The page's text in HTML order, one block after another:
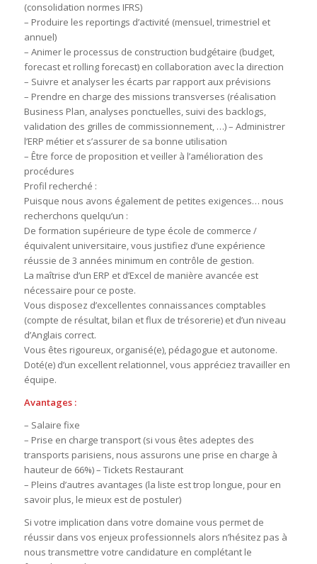
(consolidation normes IFRS)
– Produire les reportings d’activité (mensuel, trimestriel et
annuel)
– Animer le processus de construction budgétaire (budget,
forecast et rolling forecast) en collaboration avec la direction
– Suivre et analyser les écarts par rapport aux prévisions
– Prendre en charge des missions transverses (réalisation
Business Plan, analyses ponctuelles, suivi des backlogs,
validation des grilles de commissionnement, …) – Administrer
l’ERP métier et s’assurer de sa bonne utilisation
– Être force de proposition et veiller à l’amélioration des
procédures
Profil recherché :
Puisque nous avons également de petites exigences… nous
recherchons quelqu’un :
De formation supérieure de type école de commerce /
équivalent universitaire, vous justifiez d’une expérience
réussie de 3 années minimum en contrôle de gestion.
La maîtrise d’un ERP et d’Excel de manière avancée est
nécessaire pour ce poste.
Vous disposez d’excellentes connaissances comptables
(compte de résultat, bilan et flux de trésorerie) et d’un niveau
d’Anglais correct.
Vous êtes rigoureux, organisé(e), pédagogue et autonome.
Doté(e) d’un excellent relationnel, vous appréciez travailler en
équipe.
Avantages :
– Salaire fixe
– Prise en charge transport (si vous êtes adeptes des
transports parisiens, nous assurons une prise en charge à
hauteur de 66%) – Tickets Restaurant
– Pleins d’autres avantages (la liste est trop longue, pour en
savoir plus, le mieux est de postuler)
Si votre implication dans votre domaine vous permet de
réussir dans vos enjeux professionnels alors n’hésitez pas à
nous transmettre votre candidature en complétant le